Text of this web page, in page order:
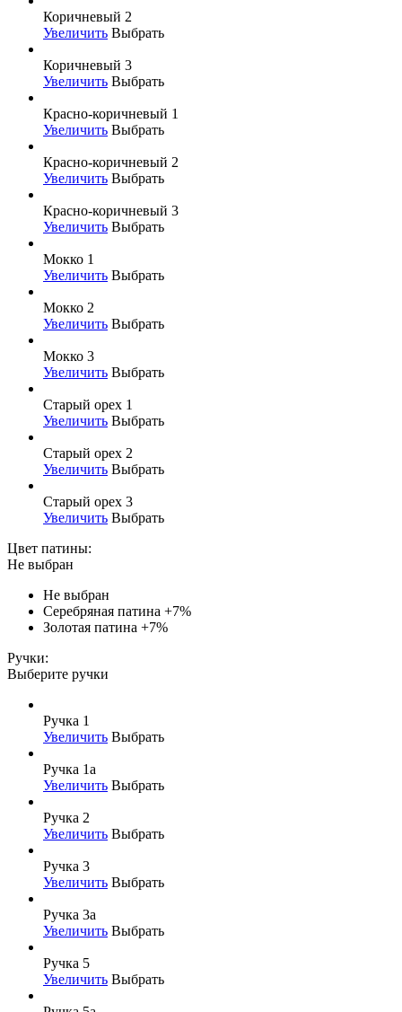
Коричневый 2
Увеличить Выбрать
Коричневый 3
Увеличить Выбрать
Красно-коричневый 1
Увеличить Выбрать
Красно-коричневый 2
Увеличить Выбрать
Красно-коричневый 3
Увеличить Выбрать
Мокко 1
Увеличить Выбрать
Мокко 2
Увеличить Выбрать
Мокко 3
Увеличить Выбрать
Старый орех 1
Увеличить Выбрать
Старый орех 2
Увеличить Выбрать
Старый орех 3
Увеличить Выбрать
Цвет патины:
Не выбран
Не выбран
Серебряная патина +7%
Золотая патина +7%
Ручки:
Выберите ручки
Ручка 1
Увеличить Выбрать
Ручка 1а
Увеличить Выбрать
Ручка 2
Увеличить Выбрать
Ручка 3
Увеличить Выбрать
Ручка 3а
Увеличить Выбрать
Ручка 5
Увеличить Выбрать